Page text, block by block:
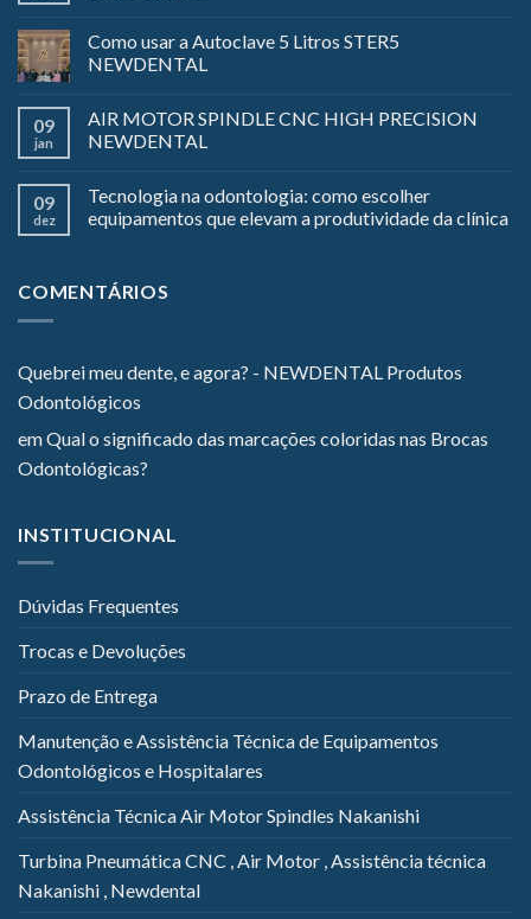
Como usar a Autoclave 5 Litros STER5
NEWDENTAL
09
jan
AIR MOTOR SPINDLE CNC HIGH PRECISION
NEWDENTAL
09
dez
Tecnologia na odontologia: como escolher
equipamentos que elevam a produtividade da clínica
COMENTÁRIOS
Quebrei meu dente, e agora? - NEWDENTAL Produtos
Odontológicos
emQual o significado das marcações coloridas nas Brocas
Odontológicas?
INSTITUCIONAL
Dúvidas Frequentes
Trocas e Devoluções
Prazo de Entrega
Manutenção e Assistência Técnica de Equipamentos
Odontológicos e Hospitalares
Assistência Técnica Air Motor Spindles Nakanishi
Turbina Pneumática CNC , Air Motor , Assistência técnica
Nakanishi , Newdental